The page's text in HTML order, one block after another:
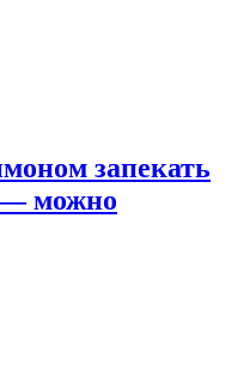
запекать
— можно